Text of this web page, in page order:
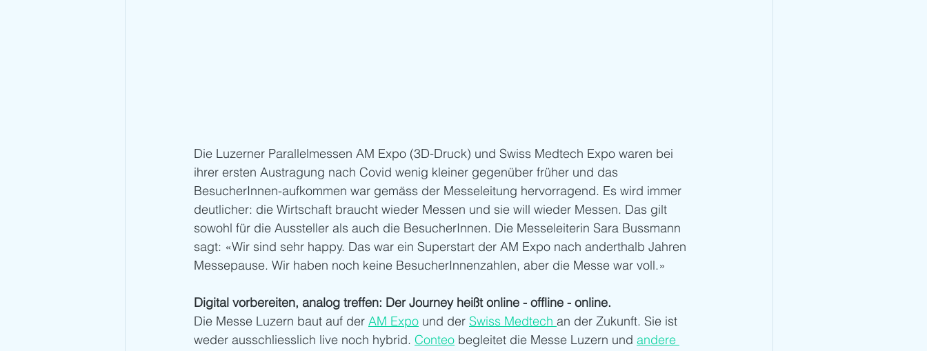
Die Luzerner Parallelmessen AM Expo (3D-Druck) und Swiss Medtech Expo waren bei
ihrer ersten Austragung nach Covid wenig kleiner gegenüber früher und das
BesucherInnen-aufkommen war gemäss der Messeleitung hervorragend. Es wird immer
deutlicher: die Wirtschaft braucht wieder Messen und sie will wieder Messen. Das gilt
sowohl für die Aussteller als auch die BesucherInnen. Die Messeleiterin Sara Bussmann
sagt: «Wir sind sehr happy. Das war ein Superstart der AM Expo nach anderthalb Jahren
Messepause. Wir haben noch keine BesucherInnenzahlen, aber die Messe war voll.»
Digital vorbereiten, analog treffen: Der Journey heißt online - offline - online.
Die Messe Luzern baut auf der AM Expo und der Swiss Medtech an der Zukunft. Sie ist
weder ausschliesslich live noch hybrid. Conteo begleitet die Messe Luzern und andere